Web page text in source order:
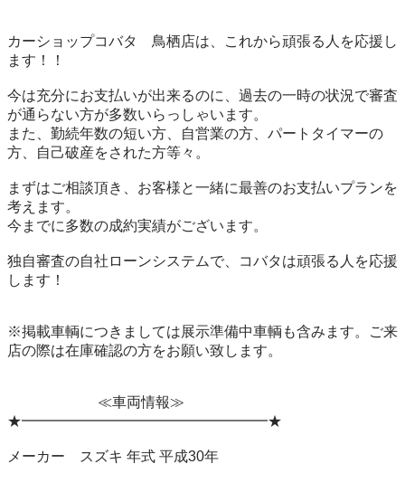
カーショップコバタ　鳥栖店は、これから頑張る人を応援し
ます！！
今は充分にお支払いが出来るのに、過去の一時の状況で審査
が通らない方が多数いらっしゃいます。
また、勤続年数の短い方、自営業の方、パートタイマーの
方、自己破産をされた方等々。
まずはご相談頂き、お客様と一緒に最善のお支払いプランを
考えます。
今までに多数の成約実績がございます。
独自審査の自社ローンシステムで、コバタは頑張る人を応援
します！
※掲載車輌につきましては展示準備中車輌も含みます。ご来
店の際は在庫確認の方をお願い致します。
≪車両情報≫
★━━━━━━━━━━━━━━━━━★
メーカー　スズキ 年式 平成30年